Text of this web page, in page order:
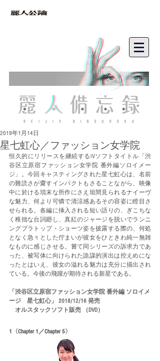
星七虹心／ファッション女学院
2019年1月14日
恒久的にリリースを継続するIVソフトタイトル「渋
谷区立原宿ファッション女学院 番外編ソロイメー
ジ」。今回キャスティングされた星七虹心は、名前
の難読さが齎すインパクトもさることながら、映像
中に於ける瑣末な所作にさえ垣間見られるナイーヴ
な魅力、何より可憐で清涼感あるその容姿に瞠目さ
せられる。各編に挿入される短い語りの、ぎこちな
く稚拙な台詞廻し、真紅のジャージを脱いでランニ
ングブラトップ・ショーツ姿を披露する際の、何処
となく急々とした佇まいが彼女をひときわ純一無雑
なものに感じさせる。嘗て同シリーズの訴求力であ
った、被写体に向けられた詭謀的演出は控えめにな
ったとはいえ、彼女の溢れる魅力は充分に描出され
ている。今後の飛躍が期待される新星である。
「渋谷区立原宿ファッション女学院 番外編 ソロイメ
ージ　星七虹心」 2018/12/16 発売
    オルスタックソフト販売 （DVD）
1〈Chapter 1／Chapter 5〉